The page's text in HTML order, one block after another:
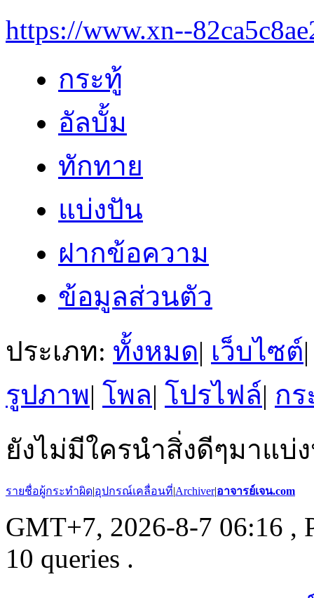
https://www.xn--
กระทู้
อัลบั้ม
ทักทาย
แบ่งปัน
ฝากข้อความ
ข้อมูลส่วนตัว
ประเภท: ทั้งหมด| เว็บไซต์|
รูปภาพ| โพล| โปรไฟล์| กร
ยังไม่มีใครนำสิ่งดีๆมาแบ่
รายชื่อผู้กระทำผิด|อุปกรณ์เคลื่อนที่|Archiver|อาจารย์เจน.com
GMT+7, 2026-8-7 06:16 ,
10 queries .